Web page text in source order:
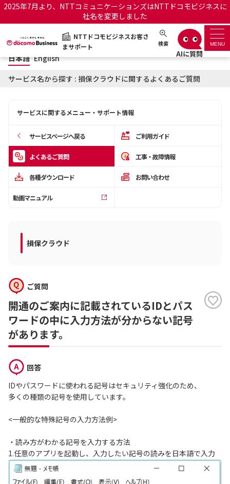
2025年7月より、NTTコミュニケーションズはNTTドコモビジネスに
社名を変更しました
NTTドコモビジネスお客さ
まサポート
検索 MENU
NTTドコモビジネスお客さまサポート 日本語 English
サポートトップ
お知らせ サポートサイトの使い方
OCNのお客さまはこちら
工事・故障情報通知サー
日本語 English
サービス名から探す : 損保クラウドに関するよくあるご質問
サービスに関するメニュー・サポート情報
サービスページへ戻る ご利用ガイド
よくあるご質問 工事・故障情報
各種ダウンロード お問い合わせ
動画マニュアル
損保クラウド
ご質問
開通のご案内に記載されているIDとパス
ワードの中に入力方法が分からない記号
があります。
回答
IDやパスワードに使われる記号はセキュリティ強化のため、
多くの種類の記号を使用しています。
<一般的な特殊記号の入力方法例>
・読み方がわかる記号を入力する方法
1.任意のアプリを起動し、入力したい記号の読みを日本語で入力